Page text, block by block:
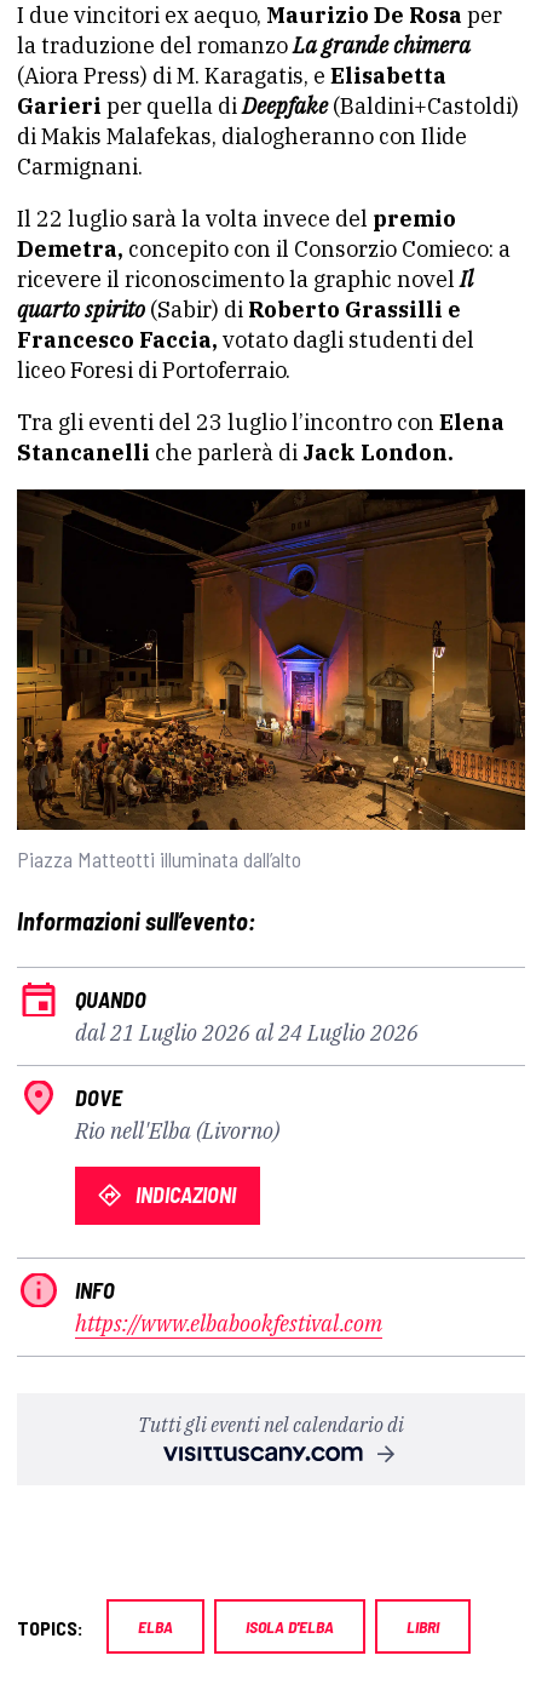
I due vincitori ex aequo, Maurizio De Rosa per
la traduzione del romanzoLa grande chimera
(Aiora Press) di M. Karagatis, e Elisabetta
Garieri per quella diDeepfake (Baldini+Castoldi)
di Makis Malafekas, dialogheranno con Ilide
Carmignani.
Il 22 luglio sarà la volta invece del premio
Demetra, concepito con il Consorzio Comieco: a
ricevere il riconoscimento la graphic novelIl
quarto spirito (Sabir) di Roberto Grassilli e
Francesco Faccia, votato dagli studenti del
liceo Foresi di Portoferraio.
Tra gli eventi del 23 luglio l’incontro con Elena
Stancanelli che parlerà di Jack London.
Piazza Matteotti illuminata dall’alto
Informazioni sull’evento:
QUANDO
dal 21 Luglio 2026 al 24 Luglio 2026
DOVE
Rio nell'Elba (Livorno)
INDICAZIONI
INFO
https://www.elbabookfestival.com
Tutti gli eventi nel calendario di
TOPICS: ELBA ISOLA D'ELBA LIBRI